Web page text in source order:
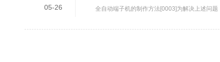
05-26